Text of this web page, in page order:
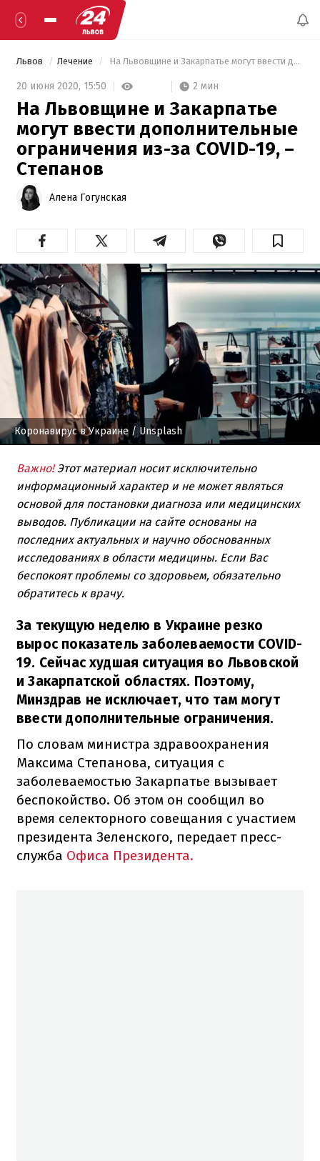
Львов Лечение На Львовщине и Закарпатье могут ввести дополнительные ограничения из-за COVID-19, – Степанов
20 июня 2020, 15:50 2 мин
На Львовщине и Закарпатье
могут ввести дополнительные
ограничения из-за COVID-19, –
Степанов
Алена Гогунская
Коронавирус в Украине/ Unsplash
Важно!Этот материал носит исключительно
информационный характер и не может являться
основой для постановки диагноза или медицинских
выводов. Публикации на сайте основаны на
последних актуальных и научно обоснованных
исследованиях в области медицины. Если Вас
беспокоят проблемы со здоровьем, обязательно
обратитесь к врачу.
За текущую неделю в Украине резко
вырос показатель заболеваемости COVID-
19. Сейчас худшая ситуация во Львовской
и Закарпатской областях. Поэтому,
Минздрав не исключает, что там могут
ввести дополнительные ограничения.
По словам министра здравоохранения
Максима Степанова, ситуация с
заболеваемостью Закарпатье вызывает
беспокойство. Об этом он сообщил во
время селекторного совещания с участием
президента Зеленского, передает пресс-
служба Офиса Президента.